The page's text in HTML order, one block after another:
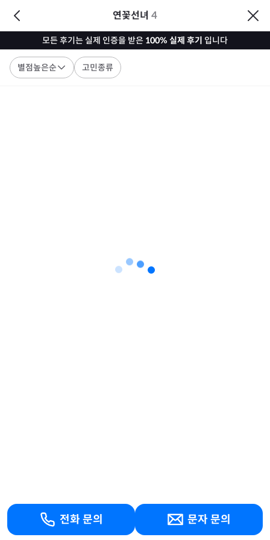
연꽃선녀 4
모든 후기는 실제 인증을 받은 100% 실제 후기 입니다
별점높은순 고민종류
전화 문의 문자 문의